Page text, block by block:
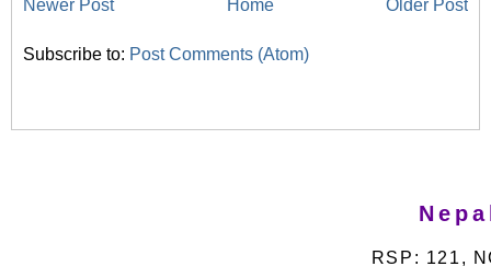
Newer Post Older Post
Home
Subscribe to: Post Comments (Atom)
RSP: 121,